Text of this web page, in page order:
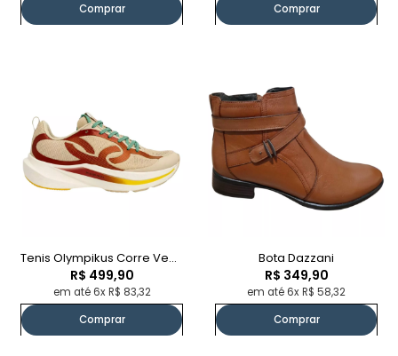
Comprar
Comprar
Tenis Olympikus Corre Vento 3
R$ 499,90
em até 6x R$ 83,32
Comprar
Bota Dazzani
R$ 349,90
em até 6x R$ 58,32
Comprar